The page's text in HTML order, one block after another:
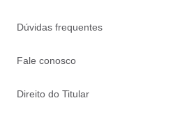
Dúvidas frequentes
Fale conosco
Direito do Titular